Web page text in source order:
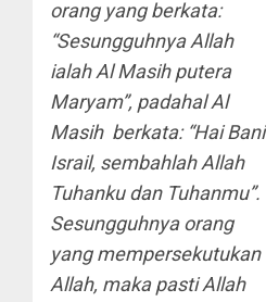
orang yang berkata:
“Sesungguhnya Allah
ialah Al Masih putera
Maryam”, padahal Al
Masih berkata: “Hai Bani
Israil, sembahlah Allah
Tuhanku dan Tuhanmu”.
Sesungguhnya orang
yang mempersekutukan
Allah, maka pasti Allah